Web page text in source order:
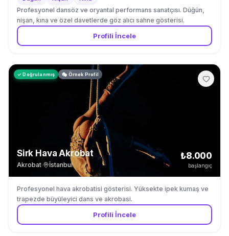
Profesyonel dansöz ve oryantal performans sanatçısı. Düğün,
nişan, kına ve özel davetlerde göz alıcı sahne gösterisi.
Profili İncele
✓ Doğrulanmış 🎭 Örnek Profil
Sirk Hava Akrobat
Akrobat· İstanbul
₺8.000
başlangıç
Profesyonel hava akrobatisi gösterisi. Yüksekte ipek kumaş ve
trapezde büyüleyici dans ve akrobasi.
Profili İncele